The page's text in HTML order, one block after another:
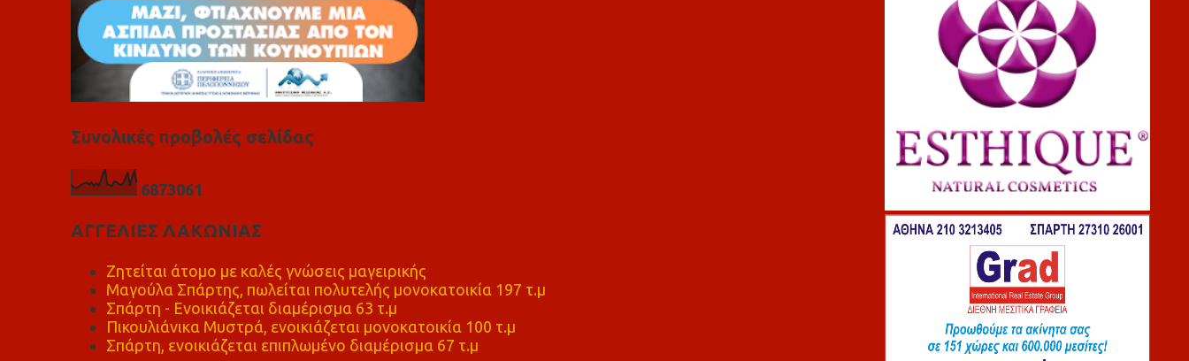
Συνολικές προβολές σελίδας
6873061
ΑΓΓΕΛΙΕΣ ΛΑΚΩΝΙΑΣ
Ζητείται άτομο με καλές γνώσεις μαγειρικής
Μαγούλα Σπάρτης, πωλείται πολυτελής μονοκατοικία 197 τ.μ
Σπάρτη - Ενοικιάζεται διαμέρισμα 63 τ.μ
Πικουλιάνικα Μυστρά, ενοικιάζεται μονοκατοικία 100 τ.μ
Σπάρτη, ενοικιάζεται επιπλωμένο διαμέρισμα 67 τ.μ